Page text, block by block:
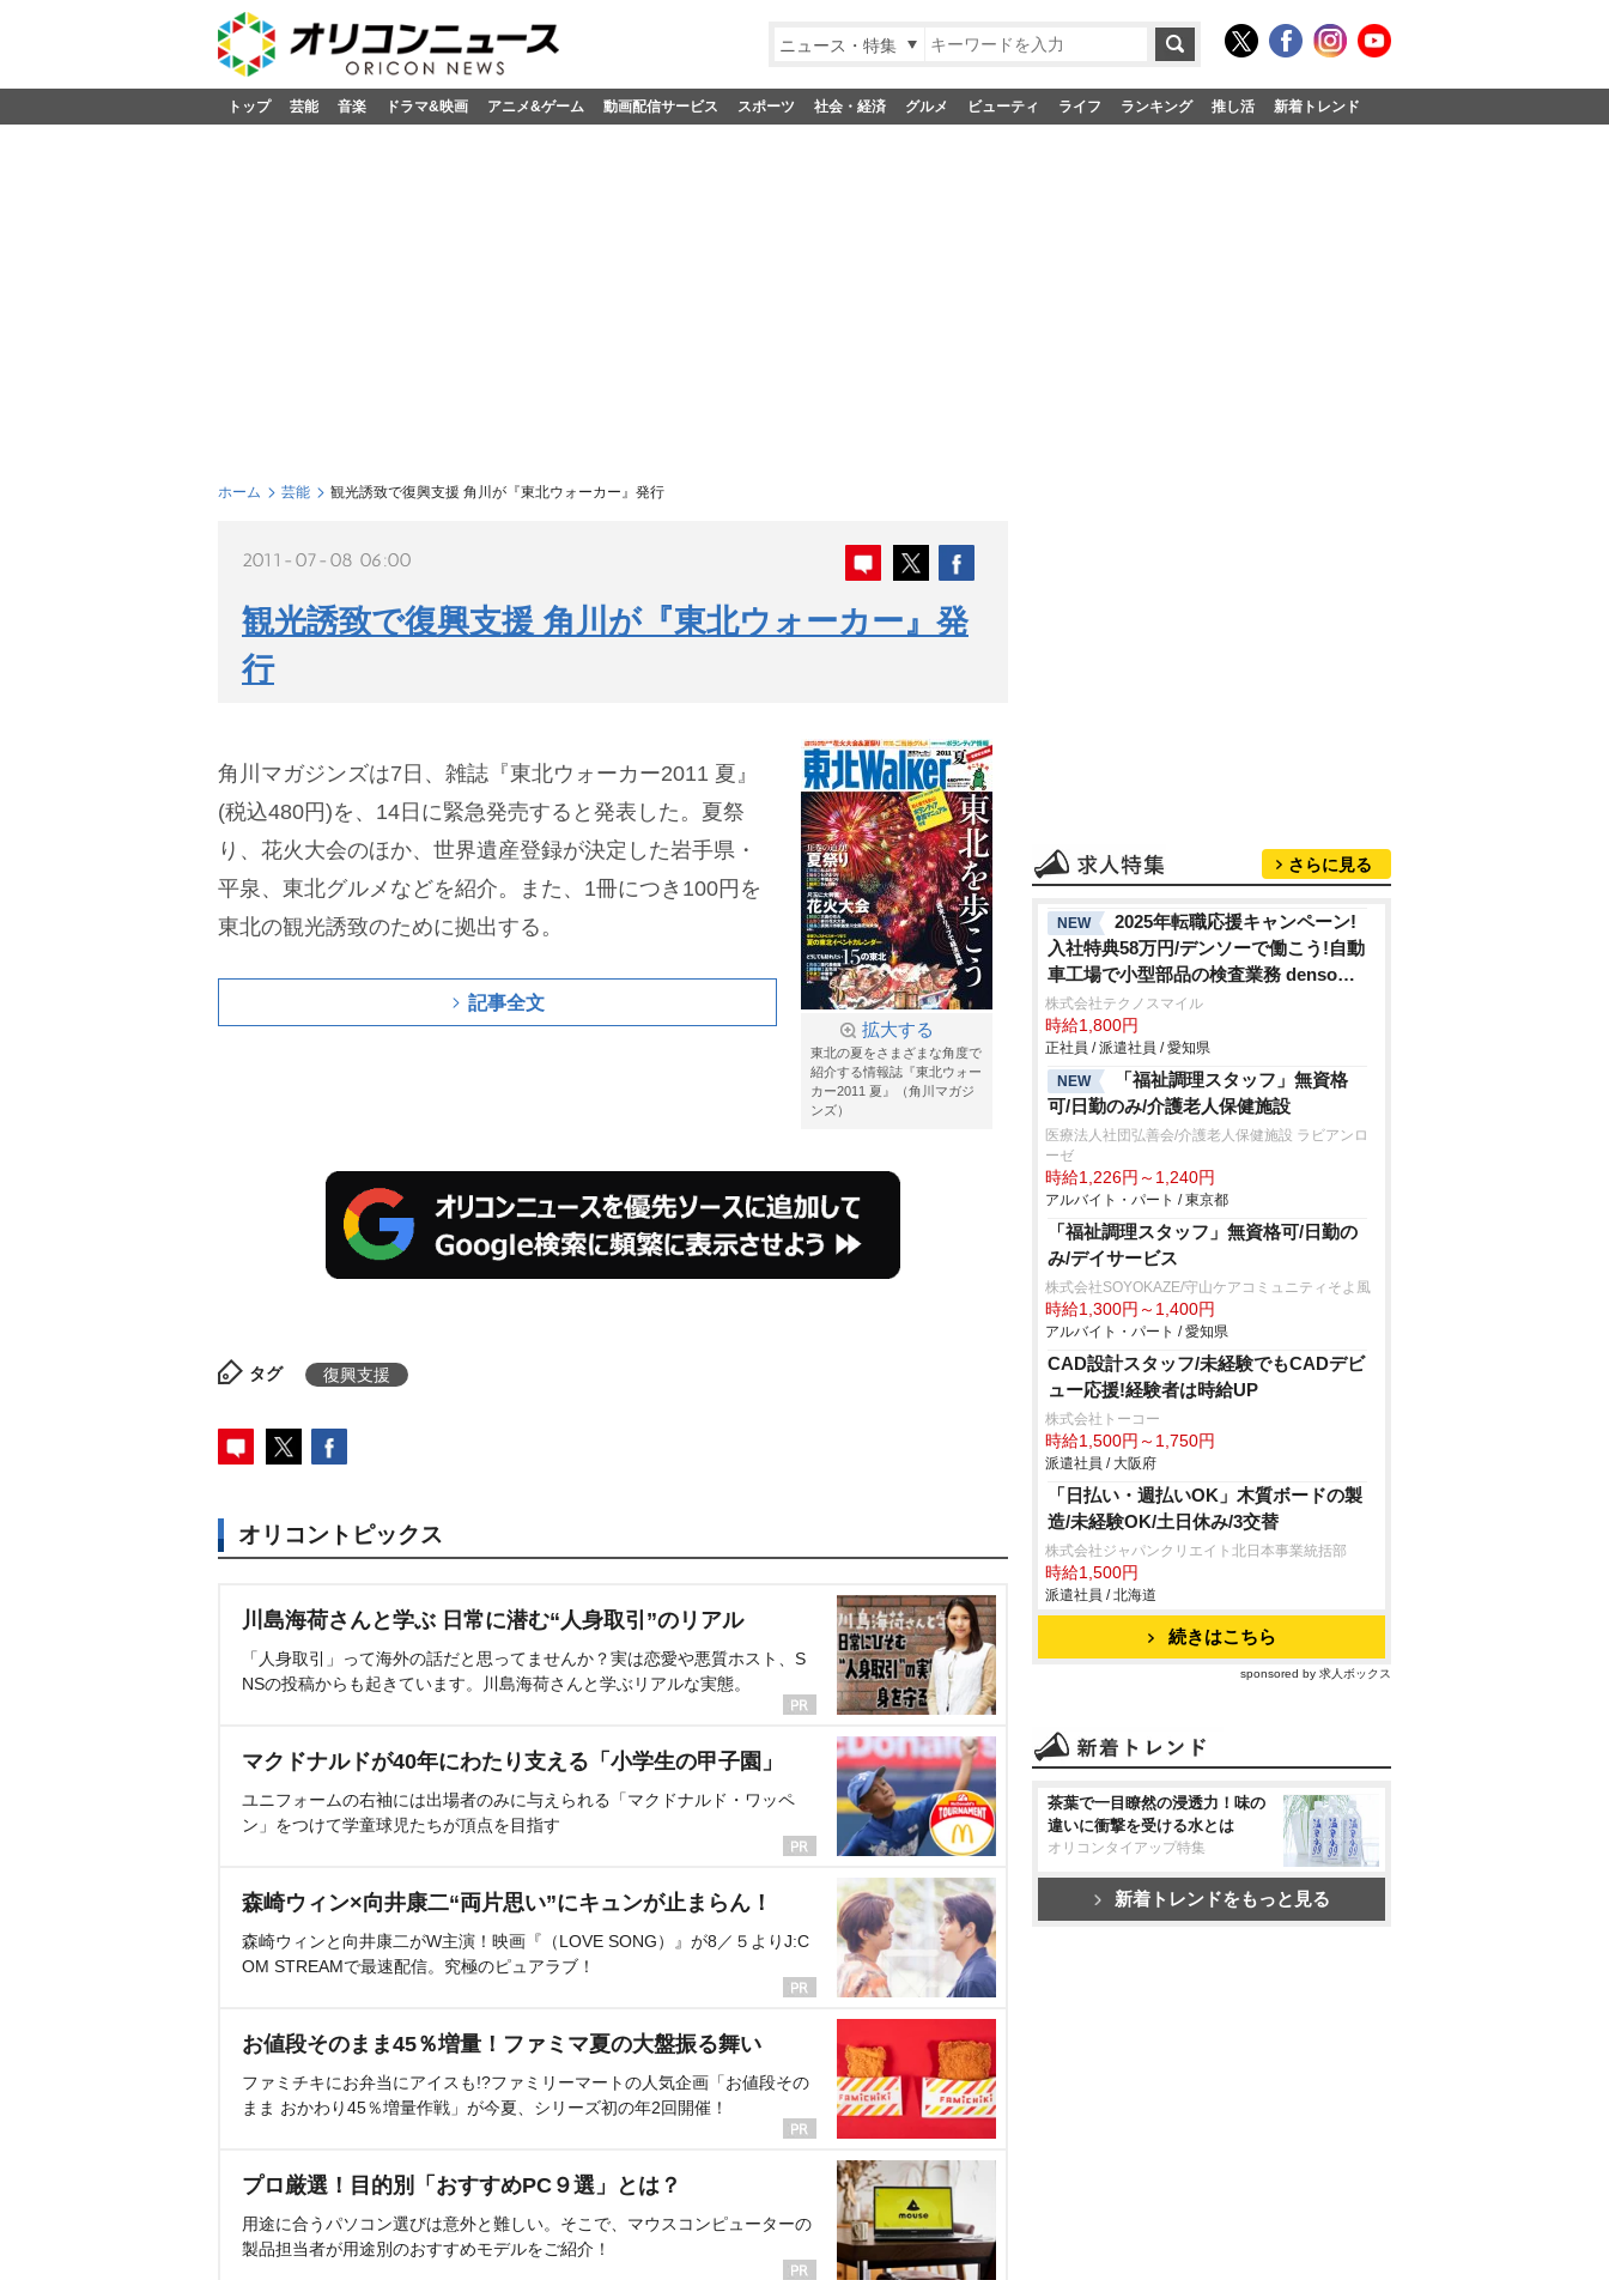
ニュース・特集
トップ 芸能 音楽 ドラマ&映画 アニメ&ゲーム 動画配信サービス スポーツ 社会・経済 グルメ ビューティ ライフ ランキング 推し活 新着トレンド
ホーム 芸能 観光誘致で復興支援 角川が『東北ウォーカー』発行
2011-07-08 06:00
観光誘致で復興支援 角川が『東北ウォーカー』発
行
拡大する
東北の夏をさまざまな角度で
紹介する情報誌『東北ウォー
カー2011 夏』（角川マガジ
ンズ）
角川マガジンズは7日、雑誌『東北ウォーカー2011 夏』
(税込480円)を、14日に緊急発売すると発表した。夏祭
り、花火大会のほか、世界遺産登録が決定した岩手県・
平泉、東北グルメなどを紹介。また、1冊につき100円を
東北の観光誘致のために拠出する。
記事全文
タグ 復興支援
オリコントピックス
川島海荷さんと学ぶ 日常に潜む“人身取引”のリアル
「人身取引」って海外の話だと思ってませんか？実は恋愛や悪質ホスト、S
NSの投稿からも起きています。川島海荷さんと学ぶリアルな実態。
マクドナルドが40年にわたり支える「小学生の甲子園」
ユニフォームの右袖には出場者のみに与えられる「マクドナルド・ワッペ
ン」をつけて学童球児たちが頂点を目指す
森崎ウィン×向井康二“両片思い”にキュンが止まらん！
森崎ウィンと向井康二がW主演！映画『（LOVE SONG）』が8／５よりJ:C
OM STREAMで最速配信。究極のピュアラブ！
お値段そのまま45％増量！ファミマ夏の大盤振る舞い
ファミチキにお弁当にアイスも!?ファミリーマートの人気企画「お値段その
まま おかわり45％増量作戦」が今夏、シリーズ初の年2回開催！
プロ厳選！目的別「おすすめPC９選」とは？
用途に合うパソコン選びは意外と難しい。そこで、マウスコンピューターの
製品担当者が用途別のおすすめモデルをご紹介！
さらに見る
NEW
2025年転職応援キャンペーン!
入社特典58万円/デンソーで働こう!自動
車工場で小型部品の検査業務 denso
aichi
株式会社テクノスマイル
時給1,800円
正社員 / 派遣社員 / 愛知県
NEW
「福祉調理スタッフ」無資格
可/日勤のみ/介護老人保健施設
医療法人社団弘善会/介護老人保健施設 ラビアンロ
ーゼ
時給1,226円～1,240円
アルバイト・パート / 東京都
「福祉調理スタッフ」無資格可/日勤の
み/デイサービス
株式会社SOYOKAZE/守山ケアコミュニティそよ風
時給1,300円～1,400円
アルバイト・パート / 愛知県
CAD設計スタッフ/未経験でもCADデビ
ュー応援!経験者は時給UP
株式会社トーコー
時給1,500円～1,750円
派遣社員 / 大阪府
「日払い・週払いOK」木質ボードの製
造/未経験OK/土日休み/3交替
株式会社ジャパンクリエイト北日本事業統括部
時給1,500円
派遣社員 / 北海道
続きはこちら
sponsored by 求人ボックス
茶葉で一目瞭然の浸透力！味の
違いに衝撃を受ける水とは
オリコンタイアップ特集
新着トレンドをもっと見る